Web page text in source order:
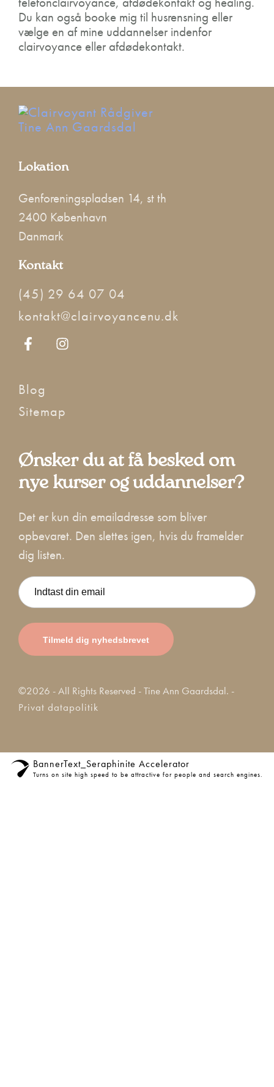
Du kan også booke mig til husrensning eller
vælge en af mine uddannelser indenfor
clairvoyance eller afdødekontakt.
Kontakt
(45) 29 64 07 04
kontakt@clairvoyancenu.dk
Blog
Sitemap
Lokation
Genforeningspladsen 14, st th
2400 København
Danmark
Ønsker du at få besked om
nye kurser og uddannelser?
Det er kun din emailadresse som bliver
opbevaret. Den slettes igen, hvis du framelder
dig listen.
©2026 - All Rights Reserved - Tine Ann Gaardsdal. -
Privat datapolitik
BannerText_Seraphinite Accelerator
Turns on site high speed to be attractive for people and search engines.